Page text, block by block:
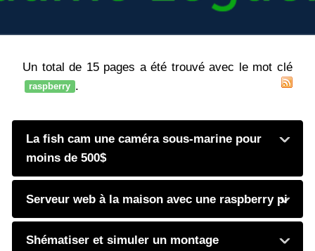
Un total de 15 pages a été trouvé avec le mot clé
raspberry .
La fish cam une caméra sous-marine pour
moins de 500$
Serveur web à la maison avec une raspberry pi
Shématiser et simuler un montage